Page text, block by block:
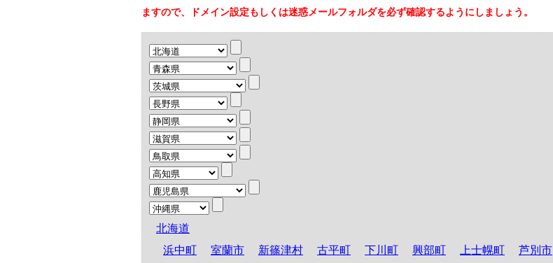
ますので、ドメイン設定もしくは迷惑メールフォルダを必ず確認するようにしましょう。
北海道
浜中町
室蘭市 新篠津村 古平町 下川町 興部町 上士幌町 芦別市